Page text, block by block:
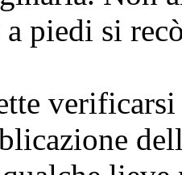
a piedi si